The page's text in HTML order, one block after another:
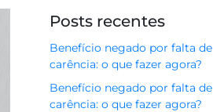
Posts recentes
Benefício negado por falta de
carência: o que fazer agora?
Benefício negado por falta de
carência: o que fazer agora?